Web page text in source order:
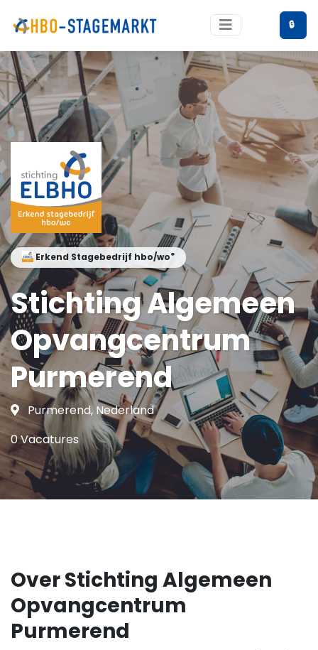
🔒
Erkend Stagebedrijf hbo/wo®
Stichting Algemeen
Opvangcentrum
Purmerend
Purmerend, Nederland
0 Vacatures
Over Stichting Algemeen
Opvangcentrum
Purmerend